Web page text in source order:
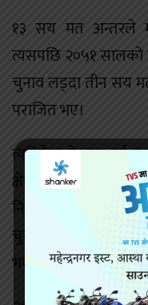
१३ सय मत अन्तरले
त्यसपछि २०५१ सालको
चुनाव लड्दा तीन सय
पराजित भए।
त्यतिबेला देशका पूर्व
क्षेत्रबाट चुनाव लड्दा
निर्वाचनमा फेरी
चुनाव लडे तर त्यहाँ
भए।